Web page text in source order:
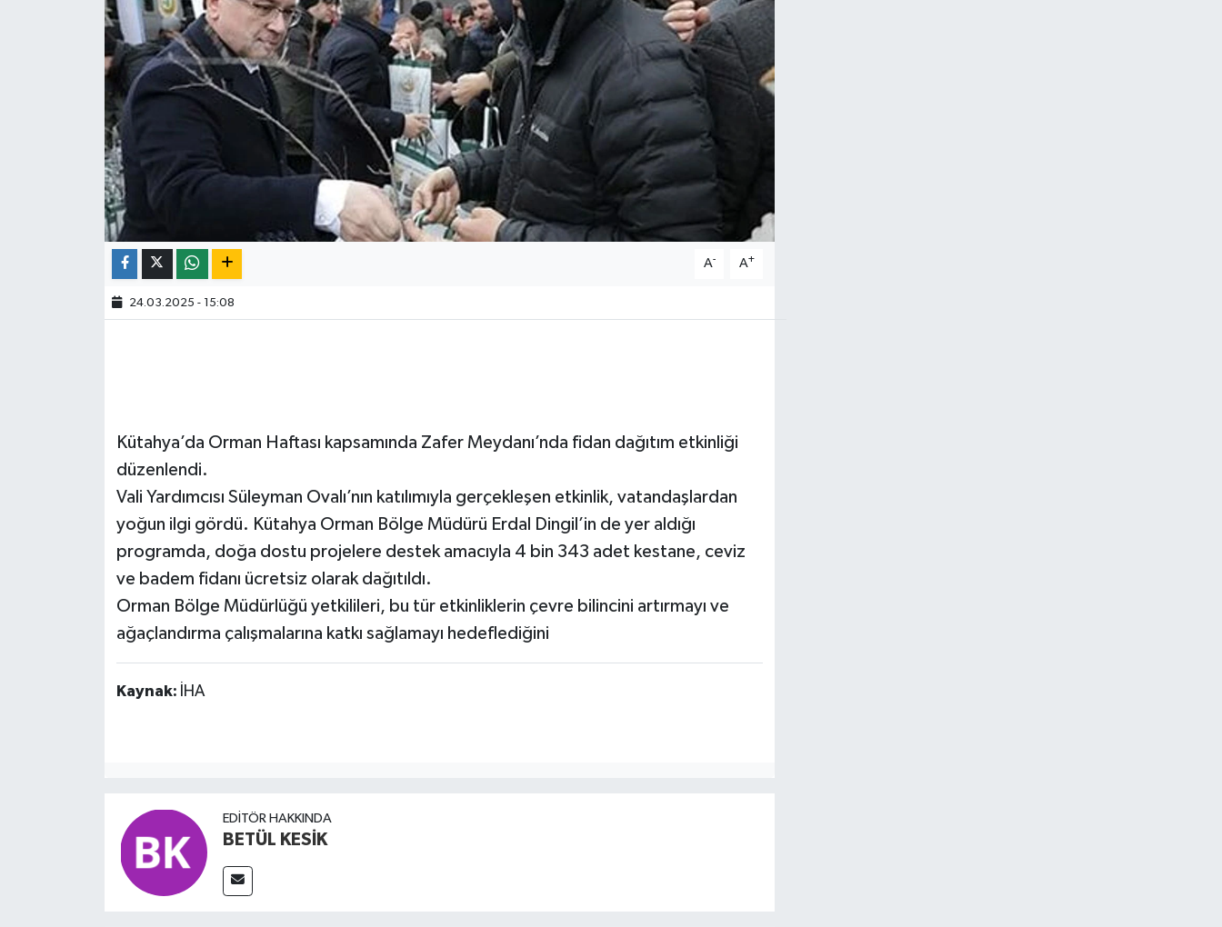
A- A+
24.03.2025 - 15:08
Kütahya’da Orman Haftası kapsamında Zafer Meydanı’nda fidan dağıtım etkinliği
düzenlendi.
Vali Yardımcısı Süleyman Ovalı’nın katılımıyla gerçekleşen etkinlik, vatandaşlardan
yoğun ilgi gördü. Kütahya Orman Bölge Müdürü Erdal Dingil’in de yer aldığı
programda, doğa dostu projelere destek amacıyla 4 bin 343 adet kestane, ceviz
ve badem fidanı ücretsiz olarak dağıtıldı.
Orman Bölge Müdürlüğü yetkilileri, bu tür etkinliklerin çevre bilincini artırmayı ve
ağaçlandırma çalışmalarına katkı sağlamayı hedeflediğini
Kaynak: İHA
EDITÖR HAKKINDA
BETÜL KESİK